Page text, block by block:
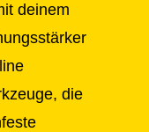
deinem
die